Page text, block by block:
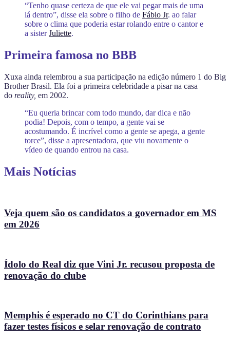
“Tenho quase certeza de que ele vai pegar mais de uma
lá dentro”, disse ela sobre o filho de Fábio Jr. ao falar
sobre o clima que poderia estar rolando entre o cantor e
a sisterJuliette.
Primeira famosa no BBB
Xuxa ainda relembrou a sua participação na edição número 1 do Big
Brother Brasil. Ela foi a primeira celebridade a pisar na casa
do reality, em 2002.
“Eu queria brincar com todo mundo, dar dica e não
podia! Depois, com o tempo, a gente vai se
acostumando. É incrível como a gente se apega, a gente
torce”, disse a apresentadora, que viu novamente o
vídeo de quando entrou na casa.
Mais Notícias
Veja quem são os candidatos a governador em MS
em 2026
Ídolo do Real diz que Vini Jr. recusou proposta de
renovação do clube
Memphis é esperado no CT do Corinthians para
fazer testes físicos e selar renovação de contrato